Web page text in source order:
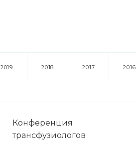
2019 2018 2017 2016
Конференция
трансфузиологов